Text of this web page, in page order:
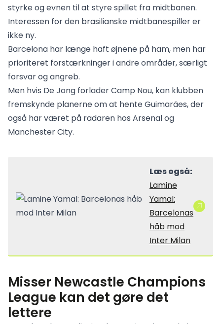
styrke og evnen til at styre spillet fra midtbanen.
Interessen for den brasilianske midtbanespiller er
ikke ny.
Barcelona har længe haft øjnene på ham, men har
prioriteret forstærkninger i andre områder, særligt
forsvar og angreb.
Men hvis De Jong forlader Camp Nou, kan klubben
fremskynde planerne om at hente Guimarães, der
også har været på radaren hos Arsenal og
Manchester City.
Læs også:
Lamine
Yamal:
Barcelonas
håb mod
Inter Milan
Misser Newcastle Champions
League kan det gøre det
lettere